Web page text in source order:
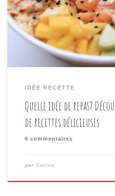
ce soit pour le déjeuner, le
occasion spéciale, trouver
être tout un défi. Ne vous
[…]
IDÉE RECETTE
Quelle idée de repas?
de recettes délicieuses
6 commentaires
par Eatzee